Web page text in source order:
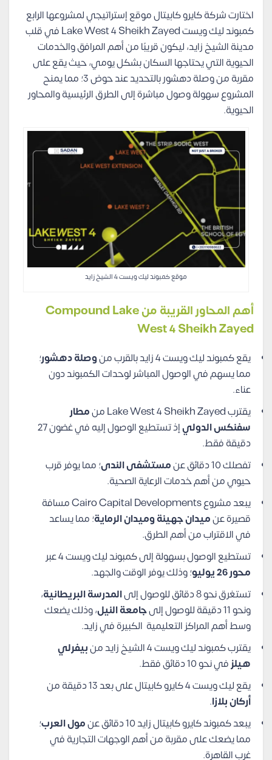
اختارت شركة كايرو كابيتال موقع إستراتيجي لمشروعها الرابع
كمبوند ليك ويست Lake West 4 Sheikh Zayed في قلب
مدينة الشيخ زايد، ليكون قريبًا من أهم المرافق والخدمات
الحيوية التي يحتاجها السكان بشكل يومي، حيث يقع على
مقربة من وصلة دهشور بالتحديد عند حوض 3؛ مما يمنح
المشروع سهولة وصول مباشرة إلى الطرق الرئيسية والمحاور
الحيوية.
موقع كمبوند ليك ويست 4 الشيخ زايد
أهم المحاور القريبة من Compound Lake
West 4 Sheikh Zayed
يقع كمبوند ليك ويست 4 زايد بالقرب من وصلة دهشور؛
مما يسهم في الوصول المباشر لوحدات الكمبوند دون
عناء.
يقترب Lake West 4 Sheikh Zayed من
مطار
سفنكس الدولي
إذ تستطيع الوصول إليه في غضون 27
دقيقة فقط.
تفصلك 10 دقائق عن
مستشفى الندى؛ مما يوفر قرب
حيوي من أهم خدمات الرعاية الصحية.
يبعد مشروع Cairo Capital Developments مسافة
قصيرة عنميدان جهينة وميدان الرماية؛ مما يساعد
في الاقتراب من أهم الطرق.
تستطيع الوصول بسهولة إلى كمبوند ليك ويست 4 عبر
محور 26 يوليو
؛ وذلك يوفر الوقت والجهد.
تستغرق نحو 8 دقائق للوصول إلى
المدرسة البريطانية،
ونحو 11 دقيقة للوصول إلى
جامعة النيل، وذلك يضعك
وسط أهم المراكز التعليمية الكبيرة في زايد.
يقترب كمبوند ليك ويست 4 الشيخ زايد من
بيفرلي
هيلزفي نحو 10 دقائق فقط.
يقع ليك ويست 4 كايرو كابيتال على بعد 13 دقيقة من
أركان بلازا.
يبعد كمبوند كايرو كابيتال زايد 10 دقائق عن
مول العرب؛
مما يضعك على مقربة من أهم الوجهات التجارية في
غرب القاهرة.